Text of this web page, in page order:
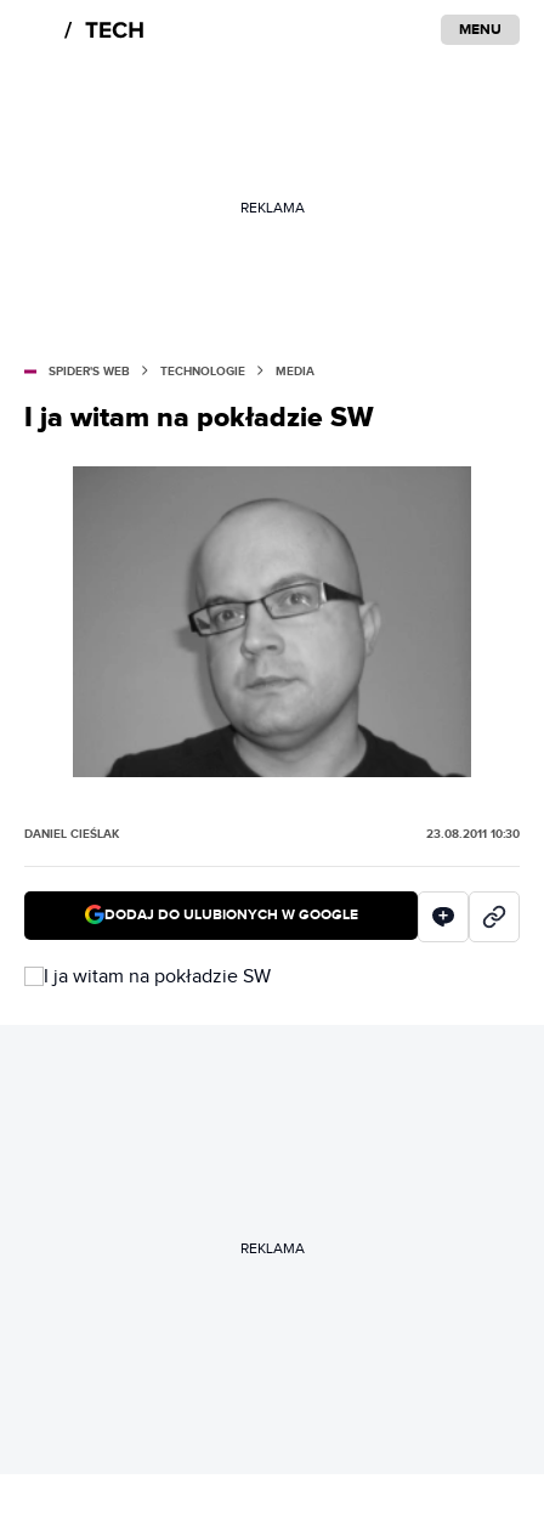
MENU
REKLAMA
SPIDER'S WEB TECHNOLOGIE MEDIA
I ja witam na pokładzie SW
DANIEL CIEŚLAK 23.08.2011 10:30
DODAJ DO ULUBIONYCH W GOOGLE
REKLAMA